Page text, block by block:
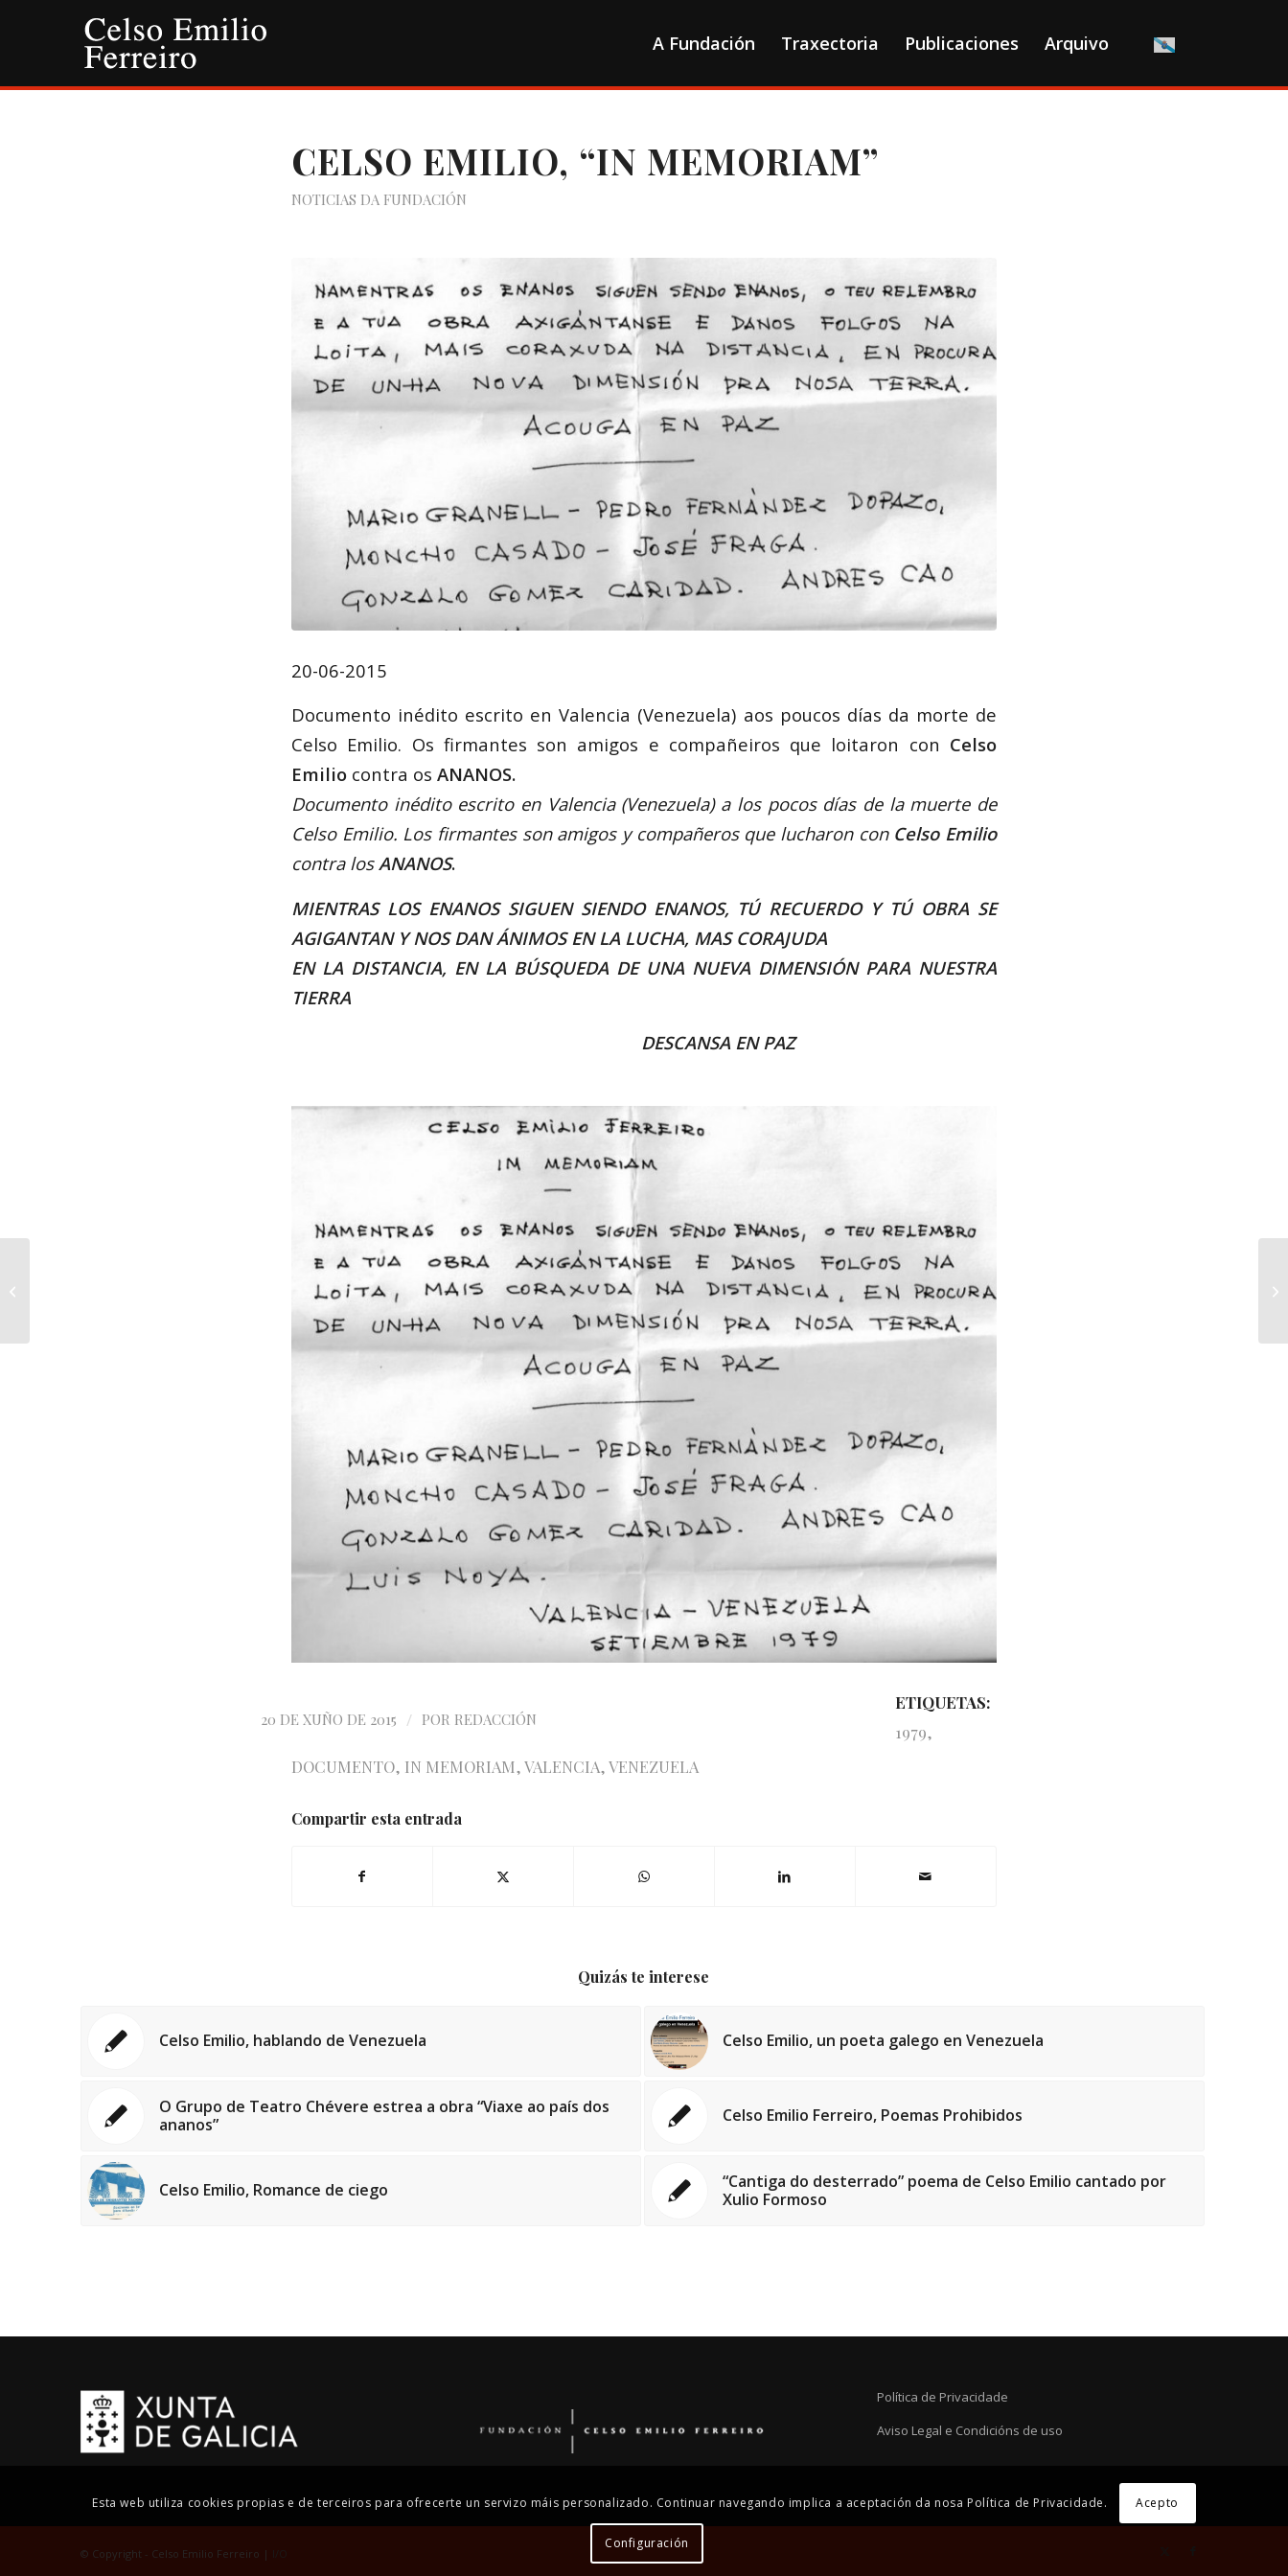
A Fundación Traxectoria Publicaciones Arquivo
CELSO EMILIO, “IN MEMORIAM”
NOTICIAS DA FUNDACIÓN
20-06-2015
Documento inédito escrito en Valencia (Venezuela) aos poucos días da morte de
Celso Emilio. Os firmantes son amigos e compañeiros que loitaron con Celso
Emiliocontra os ANANOS.
Documento inédito escrito en Valencia (Venezuela) a los pocos días de la muerte de
Celso Emilio. Los firmantes son amigos y compañeros que lucharon con Celso Emilio
contra losANANOS.
MIENTRAS LOS ENANOS SIGUEN SIENDO ENANOS, TÚ RECUERDO Y TÚ OBRA SE
AGIGANTAN Y NOS DAN ÁNIMOS EN LA LUCHA, MAS CORAJUDA
EN LA DISTANCIA, EN LA BÚSQUEDA DE UNA NUEVA DIMENSIÓN PARA NUESTRA
TIERRA
DESCANSA EN PAZ
20 DE XUÑO DE 2015 / POR REDACCIÓN
ETIQUETAS:
1979,
DOCUMENTO, IN MEMORIAM,VALENCIA,VENEZUELA
Compartir esta entrada
Quizás te interese
Celso Emilio, hablando de Venezuela Celso Emilio, un poeta galego en Venezuela
O Grupo de Teatro Chévere estrea a obra “Viaxe ao país dos
ananos”
Celso Emilio Ferreiro, Poemas Prohibidos
Celso Emilio, Romance de ciego
“Cantiga do desterrado” poema de Celso Emilio cantado por
Xulio Formoso
Política de Privacidade
Aviso Legal e Condicións de uso
© Copyright - Celso Emilio Ferreiro |
Esta web utiliza cookies propias e de terceiros para ofrecerte un servizo máis personalizado. Continuar navegando implica a aceptación da nosa Política de Privacidade. Acepto
Configuración